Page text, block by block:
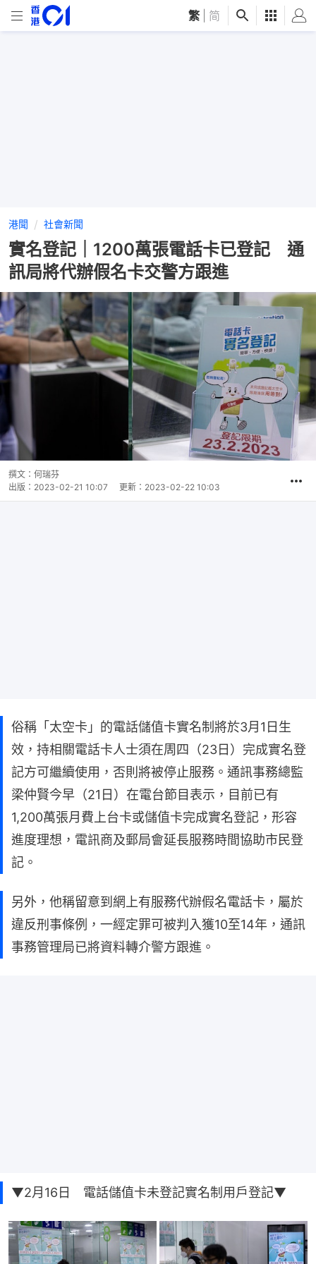
繁 简
港聞 社會新聞
實名登記｜1200萬張電話卡已登記 通
訊局將代辦假名卡交警方跟進
撰文： 何瑞芬
出版： 2023-02-21 10:07 更新： 2023-02-22 10:03
俗稱「太空卡」的電話儲值卡實名制將於3月1日生
效，持相關電話卡人士須在周四（23日）完成實名登
記方可繼續使用，否則將被停止服務。通訊事務總監
梁仲賢今早（21日）在電台節目表示，目前已有
1,200萬張月費上台卡或儲值卡完成實名登記，形容
進度理想，電訊商及郵局會延長服務時間協助市民登
記。
另外，他稱留意到網上有服務代辦假名電話卡，屬於
違反刑事條例，一經定罪可被判入獲10至14年，通訊
事務管理局已將資料轉介警方跟進。
▼2月16日 電話儲值卡未登記實名制用戶登記▼